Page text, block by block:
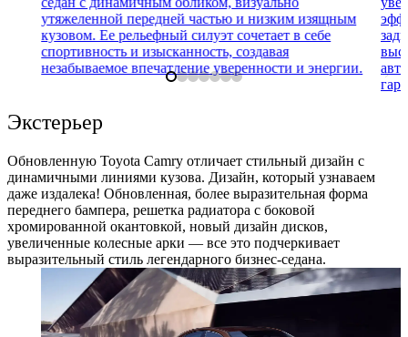
утяжеленной передней частью и низким изящным
кузовом. Ее рельефный силуэт сочетает в себе
спортивность и изысканность, создавая
незабываемое впечатление уверенности и энергии.
Экстерьер
Обновленную Toyota Camry отличает стильный дизайн с
динамичными линиями кузова. Дизайн, который узнаваем
даже издалека! Обновленная, более выразительная форма
переднего бампера, решетка радиатора с боковой
хромированной окантовкой, новый дизайн дисков,
увеличенные колесные арки — все это подчеркивает
выразительный стиль легендарного бизнес-седана.